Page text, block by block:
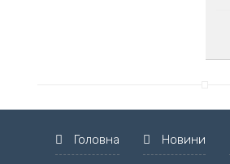
Головна Новини